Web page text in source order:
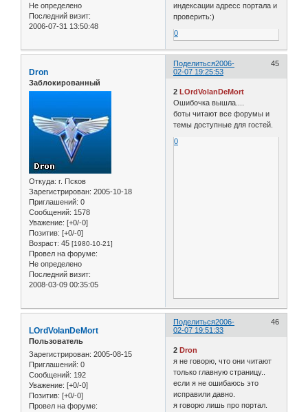
Не определено
Последний визит:
2006-07-31 13:50:48
индексации адресс портала и
проверить:)
0
Поделиться 45
2006-
02-07 19:25:53
Dron
Заблокированный
Откуда: г. Псков
Зарегистрирован: 2005-10-18
Приглашений: 0
Сообщений: 1578
Уважение: [+0/-0]
Позитив: [+0/-0]
Возраст: 45 [1980-10-21]
Провел на форуме:
Не определено
Последний визит:
2008-03-09 00:35:05
2LOrdVolanDeMort
Ошибочка вышла....
боты читают все форумы и
темы доступные для гостей.
0
Поделиться 46
2006-
02-07 19:51:33
LOrdVolanDeMort
Пользователь
Зарегистрирован: 2005-08-15
Приглашений: 0
Сообщений: 192
Уважение: [+0/-0]
Позитив: [+0/-0]
Провел на форуме:
2 Dron
я не говорю, что они читают
только главную страницу..
если я не ошибаюсь это
исправили давно.
я говорю лишь про портал.